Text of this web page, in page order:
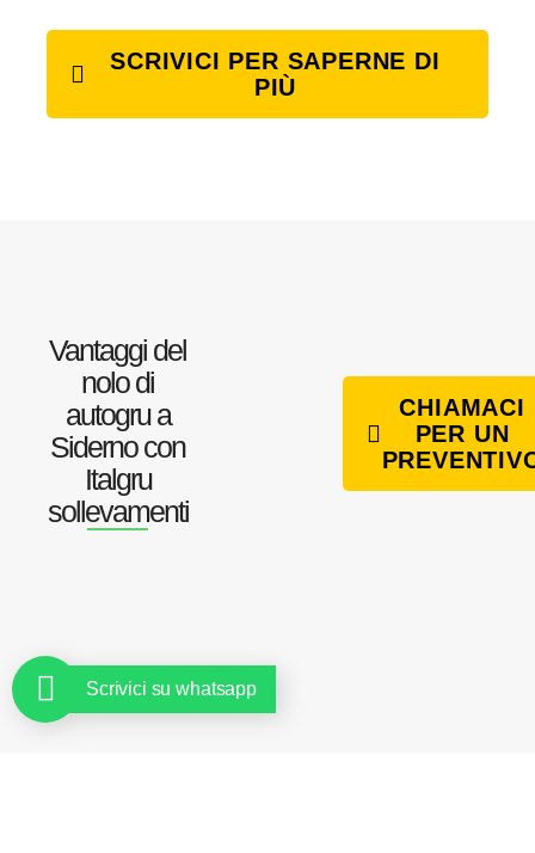
SCRIVICI PER SAPERNE DI
PIÙ
Vantaggi del
nolo di
autogru a
Siderno con
Italgru
sollevamenti
CHIAMACI
PER UN
Scrivici su whatsapp